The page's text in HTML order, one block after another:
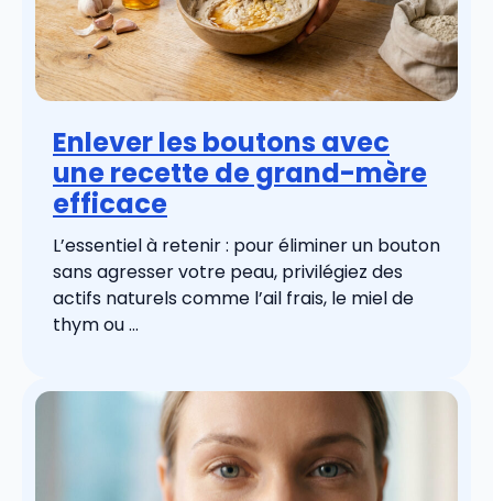
Enlever les boutons avec
une recette de grand-mère
efficace
L’essentiel à retenir : pour éliminer un bouton
sans agresser votre peau, privilégiez des
actifs naturels comme l’ail frais, le miel de
thym ou ...